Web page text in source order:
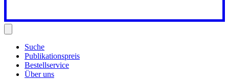
Suche
Publikationspreis
Bestellservice
Über uns